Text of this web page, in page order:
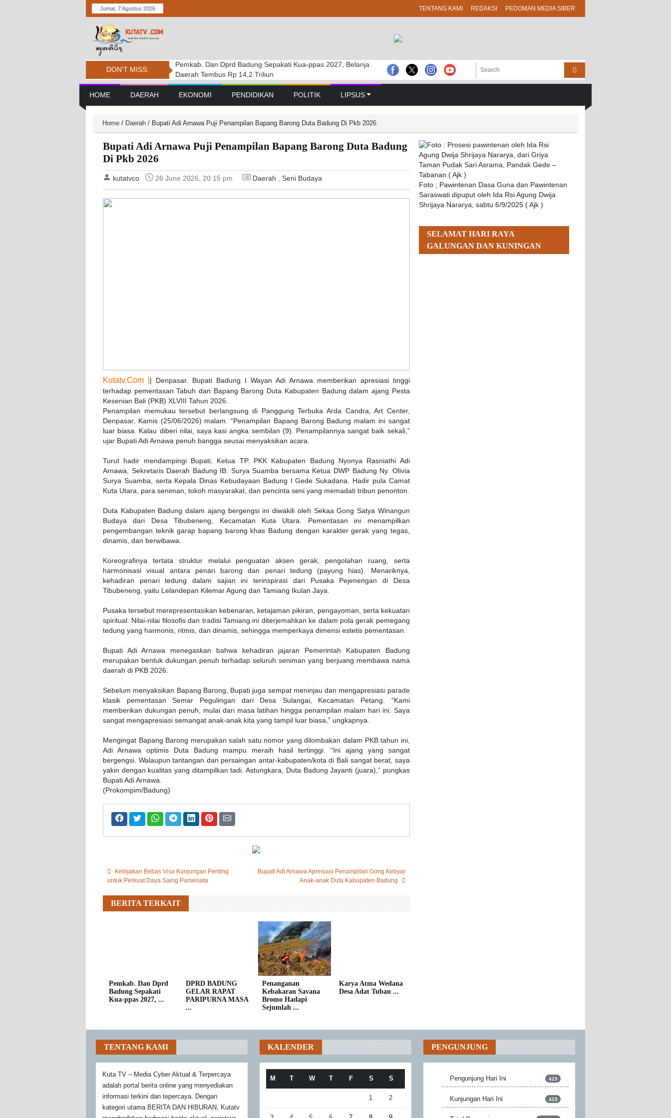
Jumat, 7 Agustus 2026 TENTANG KAMI REDAKSI PEDOMAN MEDIA SIBER
DON'T MISS:
Pemkab. Dan Dprd Badung Sepakati Kua-ppas 2027, Belanja
Daerah Tembus Rp 14,2 Triliun
DPRD BADUNG GELAR RAPAT PARIPURNA MASA
PERSIDANGAN PERTAMA TAHUN SIDANG 2026 – 2027
Penanganan Kebakaran Savana Bromo Hadapi Sejumlah
Tantangan
Main Navigation
HOME DAERAH EKONOMI PENDIDIKAN POLITIK LIPSUS
Home / Daerah / Bupati Adi Arnawa Puji Penampilan Bapang Barong Duta Badung Di Pkb 2026
Bupati Adi Arnawa Puji Penampilan Bapang Barong Duta Badung
Di Pkb 2026
kutatvco 26 June 2026, 20:15 pm Daerah Seni Budaya
Kutatv.Com |
| Denpasar. Bupati Badung I Wayan Adi Arnawa memberikan apresiasi tinggi
terhadap pementasan Tabuh dan Bapang Barong Duta Kabupaten Badung dalam ajang Pesta
Kesenian Bali (PKB) XLVIII Tahun 2026.
Penampilan memukau tersebut berlangsung di Panggung Terbuka Arda Candra, Art Center,
Denpasar, Kamis (25/06/2026) malam. “Penampilan Bapang Barong Badung malam ini sangat
luar biasa. Kalau diberi nilai, saya kasi angka sembilan (9). Penampilannya sangat baik sekali,”
ujar Bupati Adi Arnawa penuh bangga seusai menyaksikan acara.
Turut hadir mendampingi Bupati, Ketua TP. PKK Kabupaten Badung Nyonya Rasniathi Adi
Arnawa, Sekretaris Daerah Badung IB. Surya Suamba bersama Ketua DWP Badung Ny. Olivia
Surya Suamba, serta Kepala Dinas Kebudayaan Badung I Gede Sukadana. Hadir pula Camat
Kuta Utara, para seniman, tokoh masyarakat, dan pencinta seni yang memadati tribun penonton.
Duta Kabupaten Badung dalam ajang bergengsi ini diwakili oleh Sekaa Gong Satya Winangun
Budaya dari Desa Tibubeneng, Kecamatan Kuta Utara. Pementasan ini menampilkan
pengembangan teknik garap bapang barong khas Badung dengan karakter gerak yang tegas,
dinamis, dan berwibawa.
Koreografinya tertata struktur melalui penguatan aksen gerak, pengolahan ruang, serta
harmonisasi visual antara penari barong dan penari tedung (payung hias). Menariknya,
kehadiran penari tedung dalam sajian ini terinspirasi dari Pusaka Pejenengan di Desa
Tibubeneng, yaitu Lelandepan Kilemar Agung dan Tamiang Ikulan Jaya.
Pusaka tersebut merepresentasikan kebenaran, ketajaman pikiran, pengayoman, serta kekuatan
spiritual. Nilai-nilai filosofis dan tradisi Tamiang ini diterjemahkan ke dalam pola gerak pemegang
tedung yang harmonis, ritmis, dan dinamis, sehingga memperkaya dimensi estetis pementasan.
Bupati Adi Arnawa menegaskan bahwa kehadiran jajaran Pemerintah Kabupaten Badung
merupakan bentuk dukungan penuh terhadap seluruh seniman yang berjuang membawa nama
daerah di PKB 2026.
Sebelum menyaksikan Bapang Barong, Bupati juga sempat meninjau dan mengapresiasi parade
klasik pementasan Semar Pegulingan dari Desa Sulangai, Kecamatan Petang. “Kami
memberikan dukungan penuh, mulai dari masa latihan hingga penampilan malam hari ini. Saya
sangat mengapresiasi semangat anak-anak kita yang tampil luar biasa,” ungkapnya.
Mengingat Bapang Barong merupakan salah satu nomor yang dilombakan dalam PKB tahun ini,
Adi Arnawa optimis Duta Badung mampu meraih hasil tertinggi. “Ini ajang yang sangat
bergengsi. Walaupun tantangan dan persaingan antar-kabupaten/kota di Bali sangat berat, saya
yakin dengan kualitas yang ditampilkan tadi. Astungkara, Duta Badung Jayanti (juara),” pungkas
Bupati Adi Arnawa.
(Prokompim/Badung)
Kebijakan Bebas Visa Kunjungan Penting
untuk Perkuat Daya Saing Pariwisata
Bupati Adi Arnawa Apresiasi Penampilan Gong Kebyar
Anak-anak Duta Kabupaten Badung
BERITA TERKAIT
Pemkab. Dan Dprd
Badung Sepakati
Kua-ppas 2027, ...
DPRD BADUNG
GELAR RAPAT
PARIPURNA MASA
...
Penanganan
Kebakaran Savana
Bromo Hadapi
Sejumlah ...
Karya Atma Wedana
Desa Adat Tuban ...
Foto ; Pawintenan Dasa Guna dan Pawintenan
Saraswati dipuput oleh Ida Rsi Agung Dwija
Shrijaya Nararya, sabtu 6/9/2025 ( Ajk )
SELAMAT HARI RAYA
GALUNGAN DAN KUNINGAN
TENTANG KAMI
Kuta TV – Media Cyber Aktual & Terpercaya
adalah portal berita online yang menyediakan
informasi terkini dan tepercaya. Dengan
kategori utama BERITA DAN HIBURAN, Kutatv
KALENDER
M T W T F S S
1 2
PENGUNJUNG
Pengunjung Hari Ini 415
Kunjungan Hari Ini 415